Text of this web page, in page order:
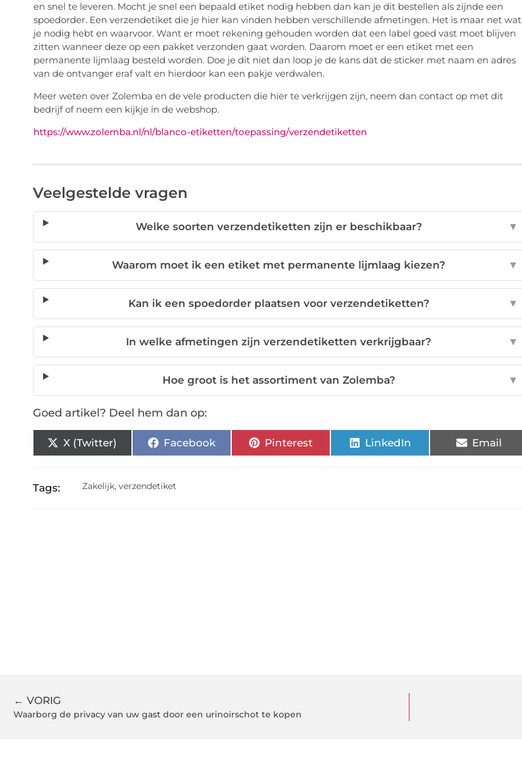
en snel te leveren. Mocht je snel een bepaald etiket nodig hebben dan kan je dit bestellen als zijnde een
spoedorder. Een verzendetiket die je hier kan vinden hebben verschillende afmetingen. Het is maar net wat
je nodig hebt en waarvoor. Want er moet rekening gehouden worden dat een label goed vast moet blijven
zitten wanneer deze op een pakket verzonden gaat worden. Daarom moet er een etiket met een
permanente lijmlaag besteld worden. Doe je dit niet dan loop je de kans dat de sticker met naam en adres
van de ontvanger eraf valt en hierdoor kan een pakje verdwalen.
Meer weten over Zolemba en de vele producten die hier te verkrijgen zijn, neem dan contact op met dit
bedrijf of neem een kijkje in de webshop.
https://www.zolemba.nl/nl/blanco-etiketten/toepassing/verzendetiketten
Veelgestelde vragen
Welke soorten verzendetiketten zijn er beschikbaar? ▼
Waarom moet ik een etiket met permanente lijmlaag kiezen? ▼
Kan ik een spoedorder plaatsen voor verzendetiketten? ▼
In welke afmetingen zijn verzendetiketten verkrijgbaar? ▼
Hoe groot is het assortiment van Zolemba? ▼
Goed artikel? Deel hem dan op:
X (Twitter) Facebook Pinterest LinkedIn Email
Tags: Zakelijk,verzendetiket
← VORIG
Waarborg de privacy van uw gast door een urinoirschot te kopen